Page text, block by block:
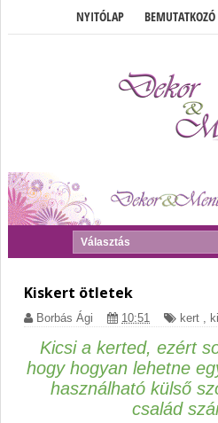
NYITÓLAP BEMUTATKOZÓ
Kiskert ötletek
Borbás Ági 10:51 kert ,
Kicsi a kerted, ezért
hogy hogyan lehetne
használható külső
család